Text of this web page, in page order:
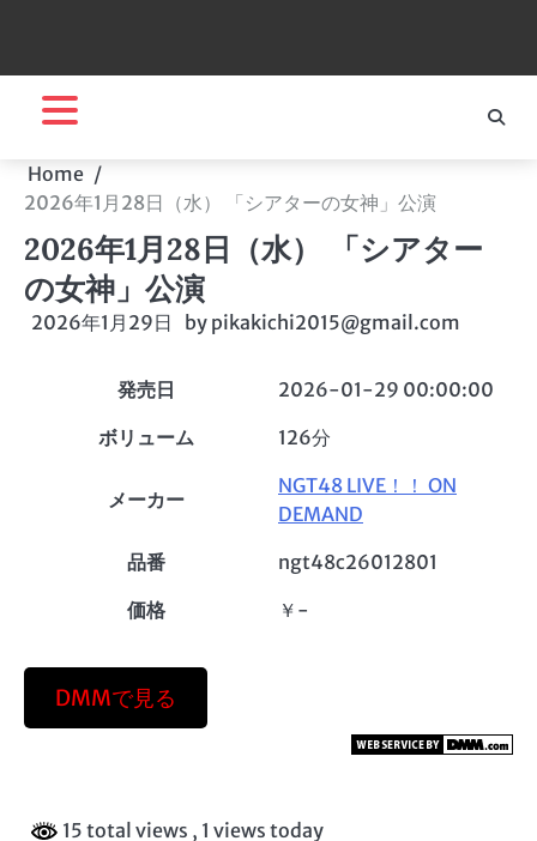
Home
2026年1月28日（水） 「シアターの女神」公演
2026年1月28日（水） 「シアター
の女神」公演
2026年1月29日 by pikakichi2015@gmail.com
発売日
2026-01-29 00:00:00
ボリューム
126分
メーカー
NGT48 LIVE！！ ON
DEMAND
品番
ngt48c26012801
価格
￥-
DMMで見る
15 total views , 1 views today